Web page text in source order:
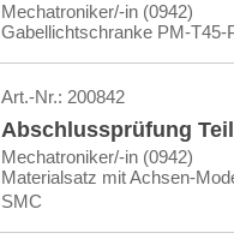
Mechatroniker/-in (0942)
Gabellichtschranke PM-T45-
Art.-Nr.: 200842
Abschlussprüfung
Mechatroniker/-in (0942)
Materialsatz mit Achsen-
SMC